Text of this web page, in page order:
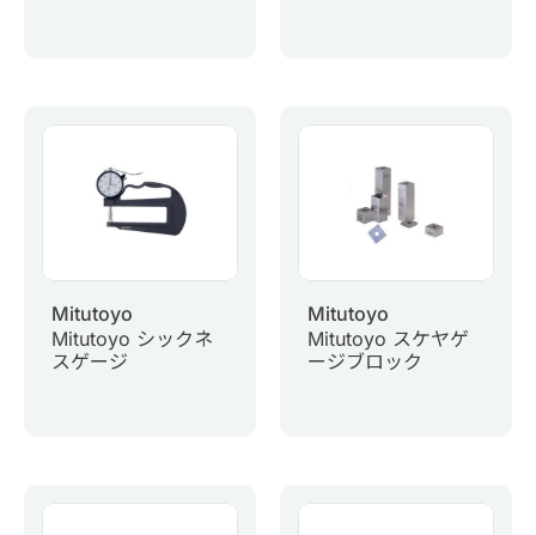
Mitutoyo
Mitutoyo シックネ
スゲージ
Mitutoyo
Mitutoyo スケヤゲ
ージブロック